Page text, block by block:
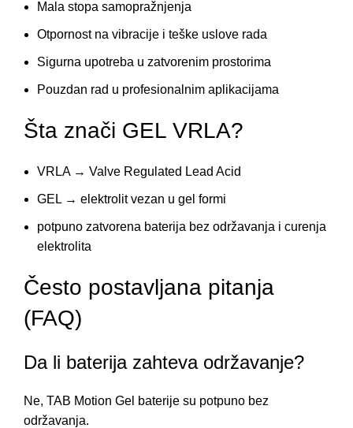
Mala stopa samopražnjenja
Otpornost na vibracije i teške uslove rada
Sigurna upotreba u zatvorenim prostorima
Pouzdan rad u profesionalnim aplikacijama
Šta znači GEL VRLA?
VRLA → Valve Regulated Lead Acid
GEL → elektrolit vezan u gel formi
potpuno zatvorena baterija bez održavanja i curenja
elektrolita
Često postavljana pitanja
(FAQ)
Da li baterija zahteva održavanje?
Ne, TAB Motion Gel baterije su potpuno bez
održavanja.